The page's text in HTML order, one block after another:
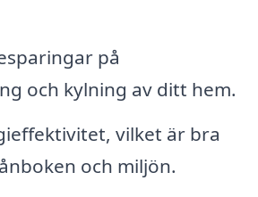
på
och kylning av ditt hem.
vilket är bra
och miljön.